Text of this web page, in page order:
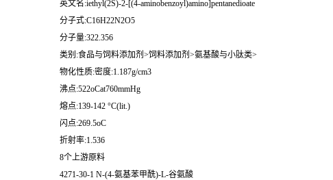
英文名:iethyl(2S)-2-[(4-aminobenzoyl)amino]pentanedioate
分子式:C16H22N2O5
分子量:322.356
类别:食品与饲料添加剂>饲料添加剂>氨基酸与小肽类>
物化性质:密度:1.187g/cm3
沸点:522oCat760mmHg
熔点:139-142 °C(lit.)
闪点:269.5oC
折射率:1.536
8个上游原料
4271-30-1 N-(4-氨基苯甲酰)-L-谷氨酸